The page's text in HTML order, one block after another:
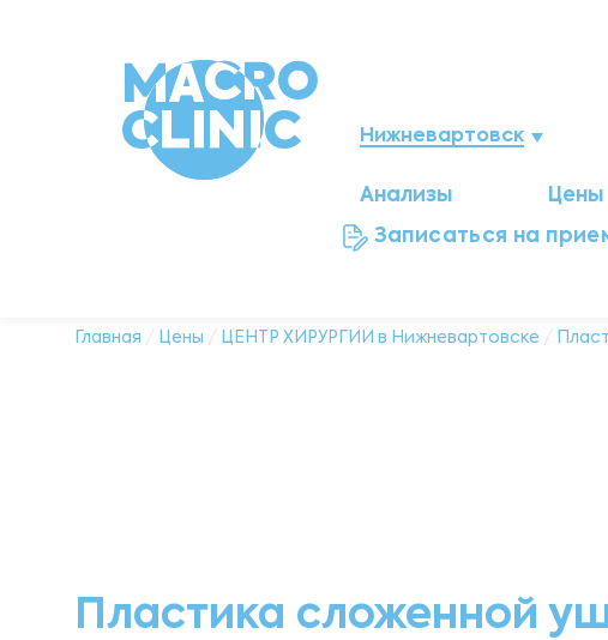
Нижневартовск
Мегион
Анализы Цены
Записаться на
Главная / Цены / ЦЕНТР ХИРУРГИИ в Нижневартовске /
Пластика сложенной